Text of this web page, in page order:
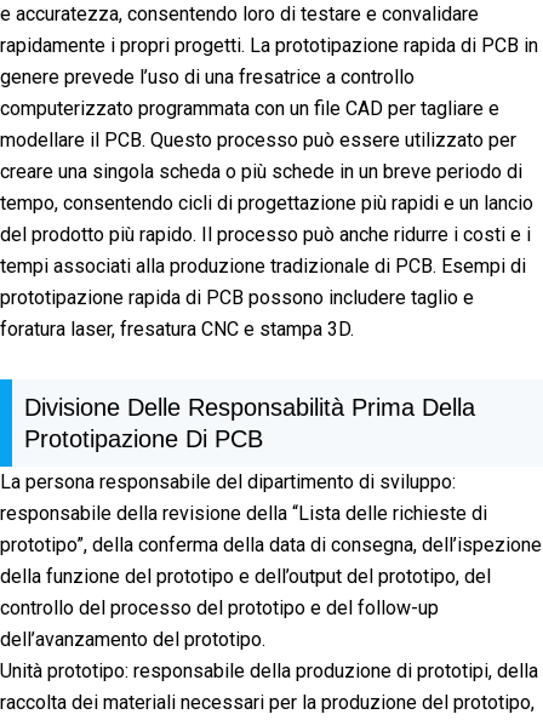
e accuratezza, consentendo loro di testare e convalidare
rapidamente i propri progetti. La prototipazione rapida di PCB in
genere prevede l’uso di una fresatrice a controllo
computerizzato programmata con un file CAD per tagliare e
modellare il PCB. Questo processo può essere utilizzato per
creare una singola scheda o più schede in un breve periodo di
tempo, consentendo cicli di progettazione più rapidi e un lancio
del prodotto più rapido. Il processo può anche ridurre i costi e i
tempi associati alla produzione tradizionale di PCB. Esempi di
prototipazione rapida di PCB possono includere taglio e
foratura laser, fresatura CNC e stampa 3D.
Divisione Delle Responsabilità Prima Della
Prototipazione Di PCB
La persona responsabile del dipartimento di sviluppo:
responsabile della revisione della “Lista delle richieste di
prototipo”, della conferma della data di consegna, dell’ispezione
della funzione del prototipo e dell’output del prototipo, del
controllo del processo del prototipo e del follow-up
dell’avanzamento del prototipo.
Unità prototipo: responsabile della produzione di prototipi, della
raccolta dei materiali necessari per la produzione del prototipo,